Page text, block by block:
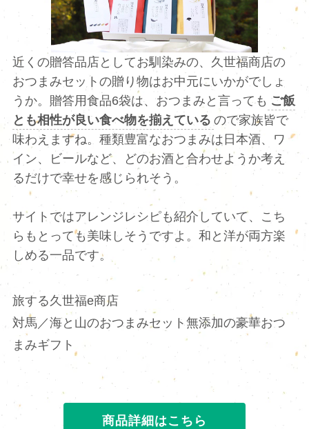
近くの贈答品店としてお馴染みの、久世福商店の
おつまみセットの贈り物はお中元にいかがでしょ
うか。贈答用食品6袋は、おつまみと言っても ご飯
とも相性が良い食べ物を揃えている ので家族皆で
味わえますね。種類豊富なおつまみは日本酒、ワ
イン、ビールなど、どのお酒と合わせようか考え
るだけで幸せを感じられそう。
サイトではアレンジレシピも紹介していて、こち
らもとっても美味しそうですよ。和と洋が両方楽
しめる一品です。
旅する久世福e商店
対馬／海と山のおつまみセット無添加の豪華おつ
まみギフト
商品詳細はこちら